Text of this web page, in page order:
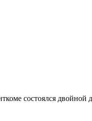
состоялся